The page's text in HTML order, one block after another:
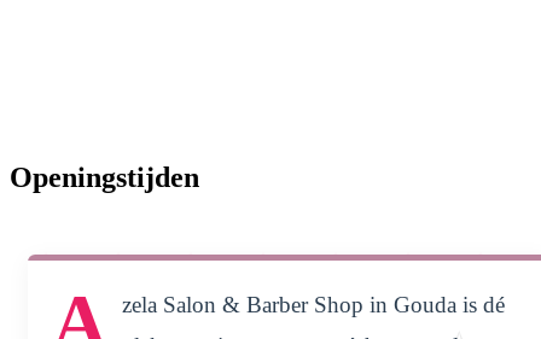
Openingstijden
zela Salon & Barber Shop in Gouda is dé